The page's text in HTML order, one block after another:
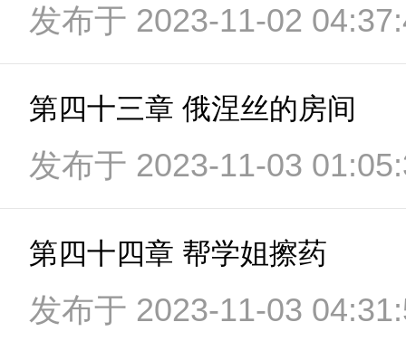
发布于 2023-11-02
第四十三章 俄涅丝的房间
发布于 2023-11-03
第四十四章 帮学姐擦药
发布于 2023-11-03